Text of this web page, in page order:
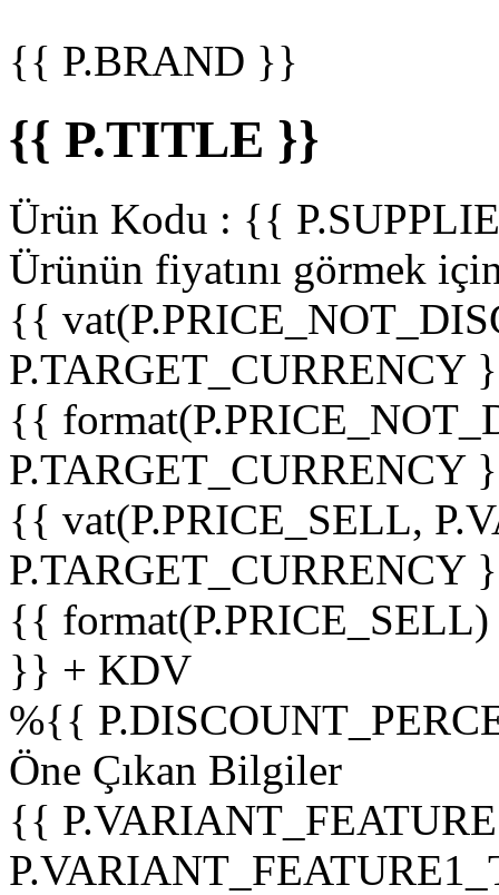
{{ P.BRAND }}
{{ P.TITLE }}
Ürün Kodu : {{
Ürünün fiyatını görmek
{{
P.TARGET_CURRENCY
{{
P.TARGET_CURRENCY
{{ vat(P.PRICE_SELL,
P.TARGET_CURRENCY
{{
}} + KDV
%{{
Öne Çıkan Bilgiler
{{